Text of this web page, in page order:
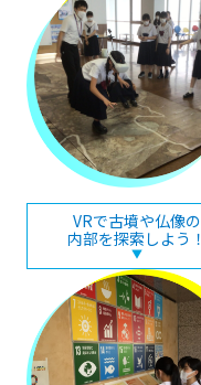
VRで古墳や仏像の
内部を探索しよう！
▼